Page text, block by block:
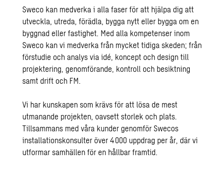
Sweco kan medverka i alla faser för att hjälpa dig att
utveckla, utreda, förädla, bygga nytt eller bygga om en
byggnad eller fastighet. Med alla kompetenser inom
Sweco kan vi medverka från mycket tidiga skeden; från
förstudie och analys via idé, koncept och design till
projektering, genomförande, kontroll och besiktning
samt drift och FM.
Vi har kunskapen som krävs för att lösa de mest
utmanande projekten, oavsett storlek och plats.
Tillsammans med våra kunder genomför Swecos
installationskonsulter över 4 000 uppdrag per år, där vi
utformar samhällen för en hållbar framtid.